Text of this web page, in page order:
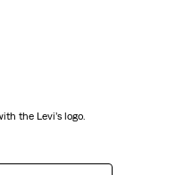
the Levi’s logo.